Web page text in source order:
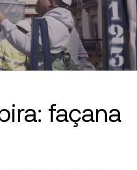
façana